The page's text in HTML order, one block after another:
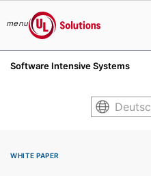
menu
UL Solutions
Software Intensive Systems
WHITE PAPER